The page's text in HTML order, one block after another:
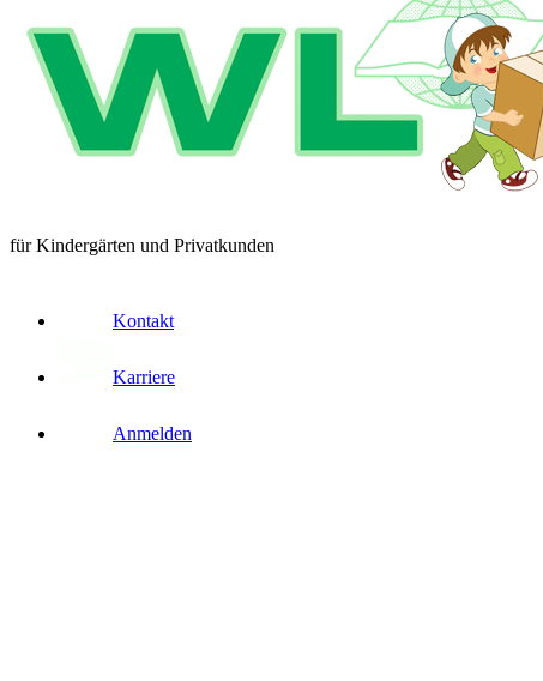
für Kindergärten und Privatkunden
Kontakt
Karriere
Anmelden